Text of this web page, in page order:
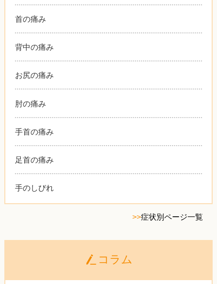
首の痛み
背中の痛み
お尻の痛み
肘の痛み
手首の痛み
足首の痛み
手のしびれ
>>症状別ページ一覧
コラム